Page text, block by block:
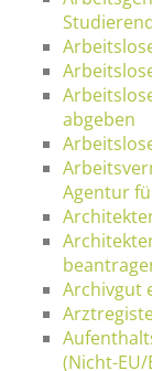
abgeben
Agentur
Archivgut
(Nicht-EU/